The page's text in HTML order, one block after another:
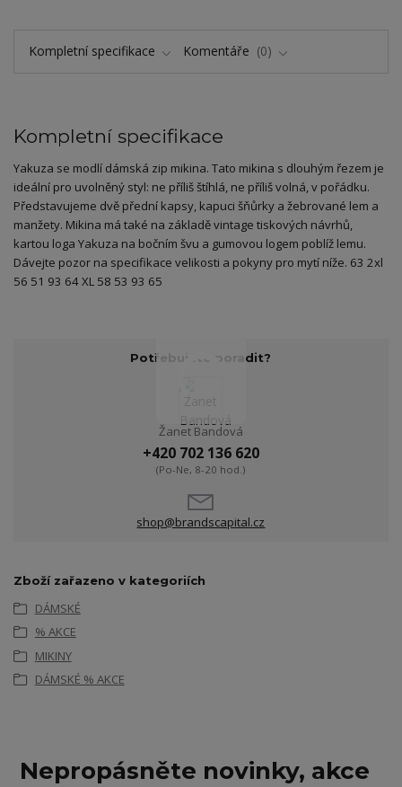
Kompletní specifikace Komentáře 0
Kompletní specifikace
Yakuza se modlí dámská zip mikina. Tato mikina s dlouhým řezem je
ideální pro uvolněný styl: ne příliš štíhlá, ne příliš volná, v pořádku.
Představujeme dvě přední kapsy, kapuci šňůrky a žebrované lem a
manžety. Mikina má také na základě vintage tiskových návrhů,
kartou loga Yakuza na bočním švu a gumovou logem poblíž lemu.
Dávejte pozor na specifikace velikosti a pokyny pro mytí níže. 63 2xl
56 51 93 64 XL 58 53 93 65
Potřebujete poradit?
Žanet Bandová
+420 702 136 620
(Po-Ne, 8-20 hod.)
shop@brandscapital.cz
Zboží zařazeno v kategoriích
DÁMSKÉ
% AKCE
MIKINY
DÁMSKÉ % AKCE
Nepropásněte novinky, akce